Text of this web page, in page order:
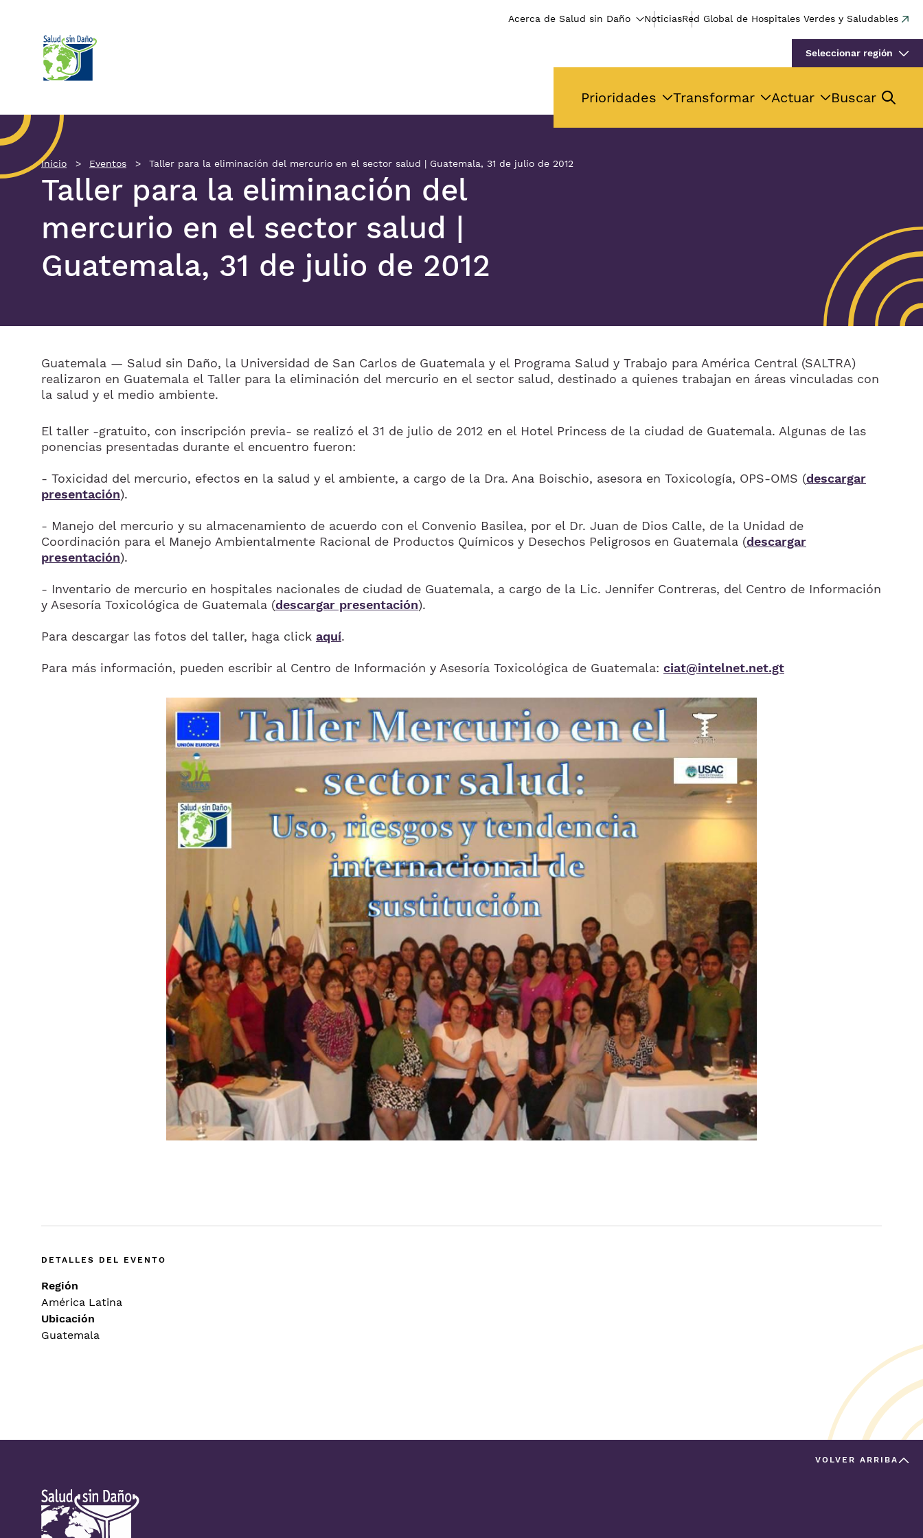
Acerca de Salud sin Daño NoticiasRed Global de Hospitales Verdes y Saludables
Seleccionar región
Prioridades Transformar Actuar Buscar
Inicio Eventos Taller para la eliminación del mercurio en el sector salud | Guatemala, 31 de julio de 2012
Taller para la eliminación del
mercurio en el sector salud |
Guatemala, 31 de julio de 2012
Guatemala — Salud sin Daño, la Universidad de San Carlos de Guatemala y el Programa Salud y Trabajo para América Central (SALTRA)
realizaron en Guatemala el Taller para la eliminación del mercurio en el sector salud, destinado a quienes trabajan en áreas vinculadas con
la salud y el medio ambiente.
El taller -gratuito, con inscripción previa- se realizó el 31 de julio de 2012 en el Hotel Princess de la ciudad de Guatemala. Algunas de las
ponencias presentadas durante el encuentro fueron:
- Toxicidad del mercurio, efectos en la salud y el ambiente, a cargo de la Dra. Ana Boischio, asesora en Toxicología, OPS-OMS (descargar
presentación).
- Manejo del mercurio y su almacenamiento de acuerdo con el Convenio Basilea, por el Dr. Juan de Dios Calle, de la Unidad de
Coordinación para el Manejo Ambientalmente Racional de Productos Químicos y Desechos Peligrosos en Guatemala (descargar
presentación).
- Inventario de mercurio en hospitales nacionales de ciudad de Guatemala, a cargo de la Lic. Jennifer Contreras, del Centro de Información
y Asesoría Toxicológica de Guatemala (descargar presentación).
Para descargar las fotos del taller, haga click aquí.
Para más información, pueden escribir al Centro de Información y Asesoría Toxicológica de Guatemala: ciat@intelnet.net.gt
Imagen
DETALLES DEL EVENTO
Región
América Latina
Ubicación
Guatemala
VOLVER ARRIBA